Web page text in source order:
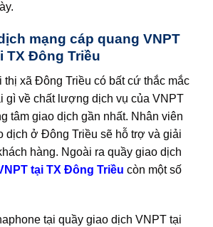
mạng cáp quang VNPT
TX Đông Triều
thị xã Đông Triều có bất cứ thắc mắc
gì về chất lượng dịch vụ của VNPT
tâm giao dịch gần nhất. Nhân viên
dịch ở Đông Triều sẽ hỗ trợ và giải
hàng. Ngoài ra quầy giao dịch
tại TX Đông Triều còn một số
tại quầy giao dịch VNPT tại